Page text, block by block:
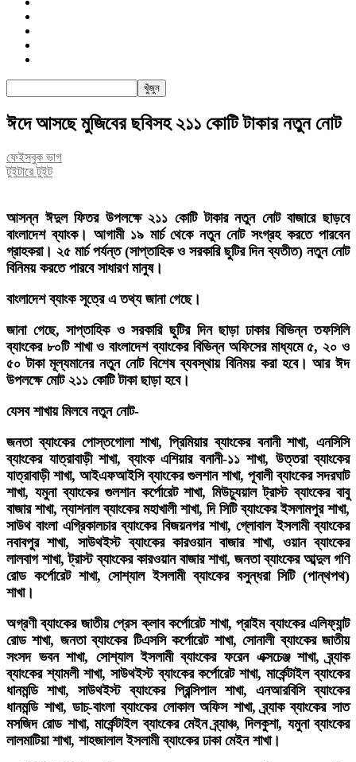
ঈদে আসছে মুজিবের ছবিসহ ২১১ কোটি টাকার নতুন নোট
ফেইসবুক ভাগ
টুইটারে টুইট
আসন্ন ঈদুল ফিতর উপলক্ষে ২১১ কোটি টাকার নতুন নোট বাজারে ছাড়বে
বাংলাদেশ ব্যাংক। আগামী ১৯ মার্চ থেকে নতুন নোট সংগ্রহ করতে পারবেন
গ্রাহকরা। ২৫ মার্চ পর্যন্ত (সাপ্তাহিক ও সরকারি ছুটির দিন ব্যতীত) নতুন নোট
বি‌নিময় করতে পারবে সাধারণ মানুষ।
বাংলাদেশ ব্যাংক সূত্রে এ তথ্য জানা গেছে।
জানা গেছে, সাপ্তাহিক ও সরকারি ছুটির দিন ছাড়া ঢাকার বিভিন্ন তফসিলি
ব্যাংকের ৮০টি শাখা ও বাংলাদেশ ব্যাংকের বিভিন্ন অফিসের মাধ্যমে ৫, ২০ ও
৫০ টাকা মূল্যমানের নতুন নোট বিশেষ ব্যবস্থায় বিনিময় করা হবে। আর ঈদ
উপলক্ষে মোট ২১১ কোটি টাকা ছাড়া হবে।
যেসব শাখায় মিলবে নতুন নোট-
জনতা ব্যাংকের পোস্তগোলা শাখা, প্রিমিয়ার ব্যাংকের বনানী শাখা, এনসিসি
ব্যাংকের যাত্রাবাড়ী শাখা, ব্যাংক এশিয়ার বনানী-১১ শাখা, উত্তরা ব্যাংকের
যাত্রাবাড়ী শাখা, আইএফআইসি ব্যাংকের গুলশান শাখা, পূবালী ব্যাংকের সদরঘাট
শাখা, যমুনা ব্যাংকের গুলশান কর্পোরেট শাখা, মিউচ্যুয়াল ট্রাস্ট ব্যাংকের বাবু
বাজার শাখা, ন্যাশনাল ব্যাংকের মহাখালী শাখা, দি সিটি ব্যাংকের ইসলামপুর শাখা,
সাউথ বাংলা এগ্রিকালচার ব্যাংকের বিজয়নগর শাখা, গ্লোবাল ইসলামী ব্যাংকের
নবাবপুর শাখা, সাউথইস্ট ব্যাংকের কারওয়ান বাজার শাখা, ওয়ান ব্যাংকের
লালবাগ শাখা, ট্রাস্ট ব্যাংকের কারওয়ান বাজার শাখা, জনতা ব্যাংকের আব্দুল গণি
রোড কর্পোরেট শাখা, সোশ্যাল ইসলামী ব্যাংকের বসুন্ধরা সিটি (পান্থপথ)
শাখা।
অগ্রণী ব্যাংকের জাতীয় প্রেস ক্লাব কর্পোরেট শাখা, প্রাইম ব্যাংকের এলিফ্যান্ট
রোড শাখা, জনতা ব্যাংকের টিএসসি কর্পোরেট শাখা, সোনালী ব্যাংকের জাতীয়
সংসদ ভবন শাখা, সোশ্যাল ইসলামী ব্যাংকের ফরেন এক্সচেঞ্জ শাখা, ব্র্যাক
ব্যাংকের শ্যামলী শাখা, সাউথইস্ট ব্যাংকের কর্পোরেট শাখা, মার্কেন্টাইল ব্যাংকের
ধানমন্ডি শাখা, সাউথইস্ট ব্যাংকের প্রিন্সিপাল শাখা, এনআরবিসি ব্যাংকের
ধানমন্ডি শাখা, ডাচ্-বাংলা ব্যাংকের লোকাল অফিস শাখা, ব্র্যাক ব্যাংকের সাত
মসজিদ রোড শাখা, মার্কেন্টাইল ব্যাংকের মেইন ব্র্যাঞ্চ, দিলকুশা, যমুনা ব্যাংকের
লালমাটিয়া শাখা, শাহজালাল ইসলামী ব্যাংকের ঢাকা মেইন শাখা।